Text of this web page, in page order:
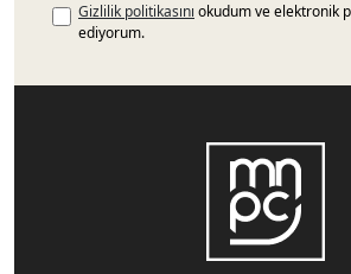
Gizlilik politikasını okudum ve elektronik
ediyorum.